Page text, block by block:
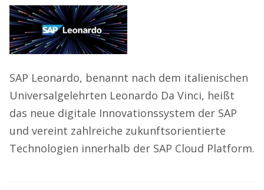
SAP Leonardo, benannt nach dem italienischen
Universalgelehrten Leonardo Da Vinci, heißt
das neue digitale Innovationssystem der SAP
und vereint zahlreiche zukunftsorientierte
Technologien innerhalb der SAP Cloud Platform.